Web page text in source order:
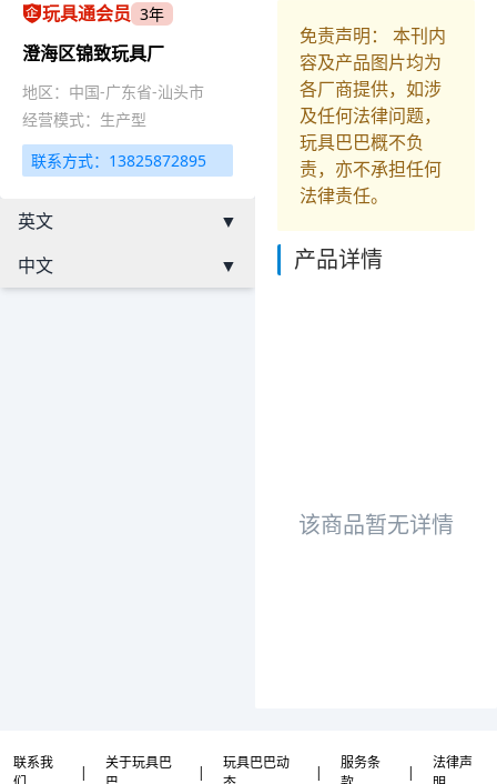
玩具通会员 3年
澄海区锦致玩具厂
地区：中国-广东省-汕头市
经营模式：生产型
联系方式：13825872895
英文
▼
中文
▼
免责声明： 本刊内
容及产品图片均为
各厂商提供，如涉
及任何法律问题，
玩具巴巴概不负
责，亦不承担任何
法律责任。
产品详情
该商品暂无详情
联系我
|
关于玩具巴
|
玩具巴巴动
|
服务条
|
法律声